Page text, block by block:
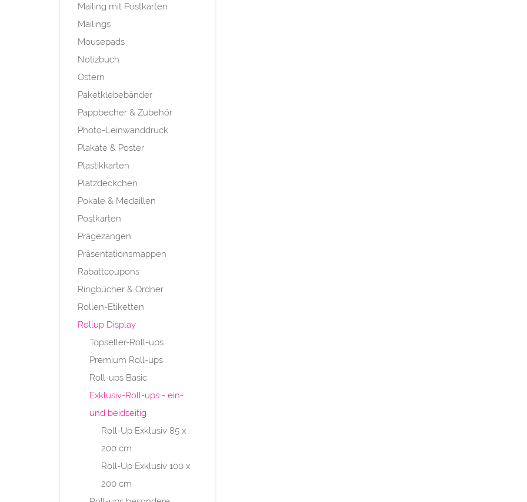
Mailing mit Postkarten
Mailings
Mousepads
Notizbuch
Ostern
Paketklebebänder
Pappbecher & Zubehör
Photo-Leinwanddruck
Plakate & Poster
Plastikkarten
Platzdeckchen
Pokale & Medaillen
Postkarten
Prägezangen
Präsentationsmappen
Rabattcoupons
Ringbücher & Ordner
Rollen-Etiketten
Rollup Display
Topseller-Roll-ups
Premium Roll-ups
Roll-ups Basic
Exklusiv-Roll-ups - ein-
und beidseitig
Roll-Up Exklusiv 85 x
200 cm
Roll-Up Exklusiv 100 x
200 cm